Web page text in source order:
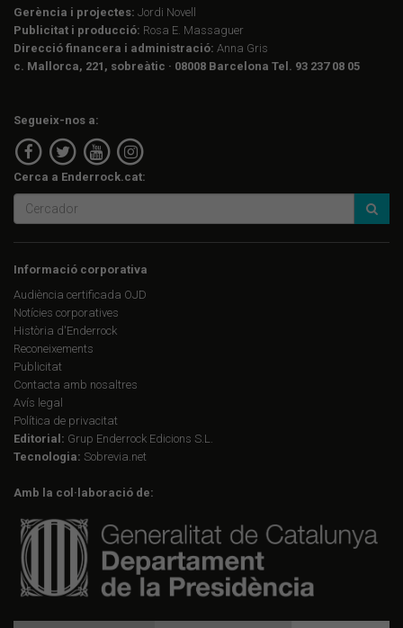
Gerència i projectes: Jordi Novell
Publicitat i producció: Rosa E. Massaguer
Direcció financera i administració: Anna Gris
c. Mallorca, 221, sobreàtic · 08008 Barcelona Tel. 93 237 08 05
Segueix-nos a:
Cerca a Enderrock.cat:
Informació corporativa
Audiència certificada OJD
Notícies corporatives
Història d'Enderrock
Reconeixements
Publicitat
Contacta amb nosaltres
Avís legal
Política de privacitat
Editorial: Grup Enderrock Edicions S.L.
Tecnologia: Sobrevia.net
Amb la col·laboració de: